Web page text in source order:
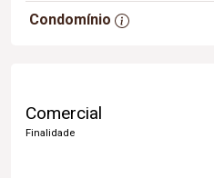
Condomínio
Comercial
Finalidade